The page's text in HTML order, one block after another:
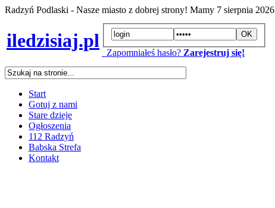
Radzyń Podlaski - Nasze miasto z dobrej strony! Mamy 7 sierpnia 2026
iledzisiaj.pl
Zapomniałeś hasło? Zarejestruj się!
Start
Gotuj z nami
Stare dzieje
Ogłoszenia
112 Radzyń
Babska Strefa
Kontakt